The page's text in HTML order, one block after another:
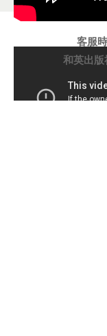
客服
和英出版